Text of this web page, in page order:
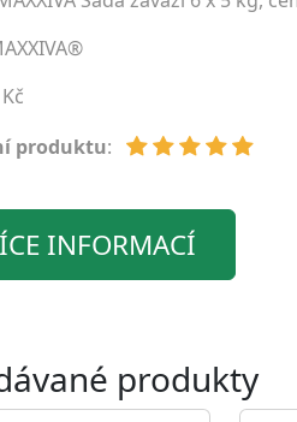
produktu:
INFORMACÍ
produkty